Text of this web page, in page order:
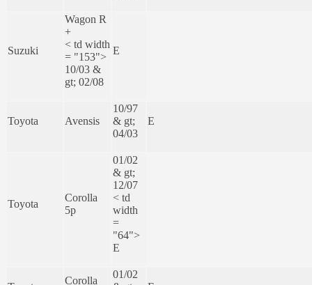
Suzuki
Wagon R
+
< td width
= "153">
10/03 &
gt; 02/08
E
Toyota Avensis
10/97
& gt;
04/03
E
Toyota
Corolla
5p
01/02
& gt;
12/07
< td
width
=
"64">
E
Corolla
01/02